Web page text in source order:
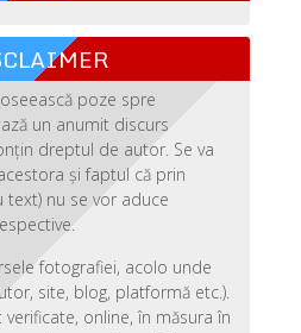
poze spre
un anumit discurs
dreptul de autor. Se va
și faptul că prin
nu se vor aduce
fotografiei, acolo unde
site, blog, platformă etc.).
online, în măsura în